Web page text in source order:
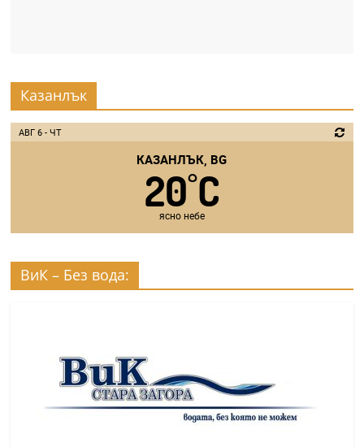
Казанлък
АВГ 6 - ЧТ
КАЗАНЛЪК, BG
20°C
ясно небе
ВиК – Без вода: